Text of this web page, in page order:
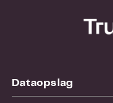
Dataopslag